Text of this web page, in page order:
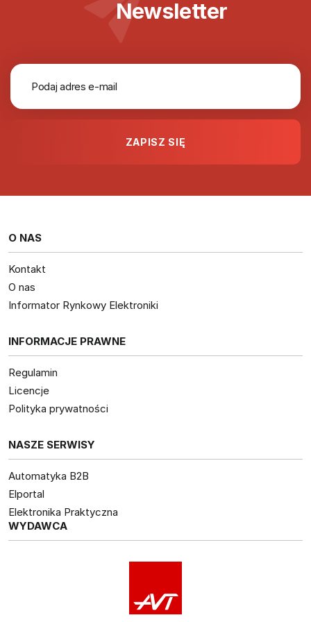
Newsletter
O NAS
Kontakt
O nas
Informator Rynkowy Elektroniki
INFORMACJE PRAWNE
Regulamin
Licencje
Polityka prywatności
NASZE SERWISY
Automatyka B2B
Elportal
Elektronika Praktyczna
WYDAWCA